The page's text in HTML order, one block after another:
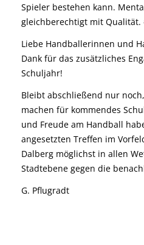
Spieler bestehen kann.
gleichberechtigt mit Qualität.
Liebe Handballerinnen und
Dank für das zusätzliches
Schuljahr!
Bleibt abschließend nur
machen für kommendes
und Freude am Handball
angesetzten Treffen im
Dalberg möglichst in allen
Stadtebene gegen die
G. Pflugradt